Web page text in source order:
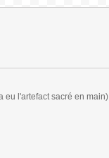
l'artefact sacré en